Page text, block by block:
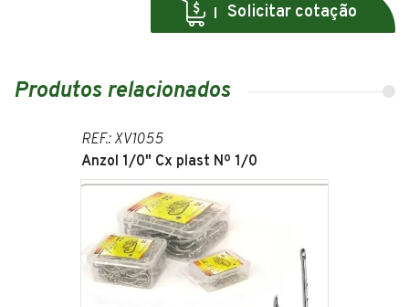
Solicitar cotação
Produtos relacionados
REF.: XV1055
Anzol 1/0" Cx plast Nº 1/0